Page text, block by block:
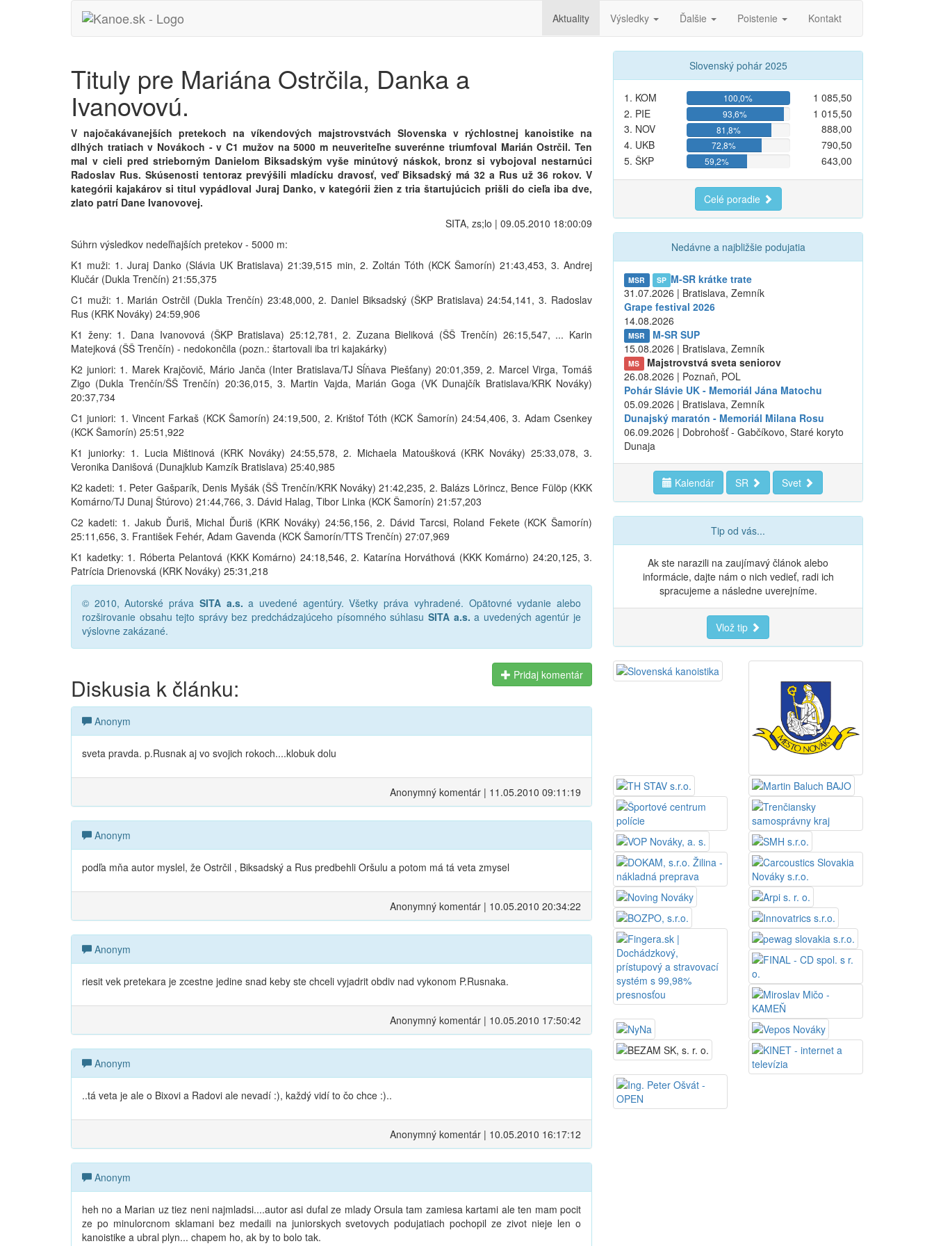
Aktuality Výsledky Ďalšie Poistenie Kontakt
Tituly pre Mariána Ostrčila, Danka a
Ivanovovú.
V najočakávanejších pretekoch na víkendových majstrovstvách Slovenska v rýchlostnej kanoistike na
dlhých tratiach v Novákoch - v C1 mužov na 5000 m neuveriteľne suverénne triumfoval Marián Ostrčil. Ten
mal v cieli pred strieborným Danielom Biksadským vyše minútový náskok, bronz si vybojoval nestarnúci
Radoslav Rus. Skúsenosti tentoraz prevýšili mladícku dravosť, veď Biksadský má 32 a Rus už 36 rokov. V
kategórii kajakárov si titul vypádloval Juraj Danko, v kategórii žien z tria štartujúcich prišli do cieľa iba dve,
zlato patrí Dane Ivanovovej.
SITA, zs;lo | 09.05.2010 18:00:09
Súhrn výsledkov nedeľňajších pretekov - 5000 m:
K1 muži: 1. Juraj Danko (Slávia UK Bratislava) 21:39,515 min, 2. Zoltán Tóth (KCK Šamorín) 21:43,453, 3. Andrej
Klučár (Dukla Trenčín) 21:55,375
C1 muži: 1. Marián Ostrčil (Dukla Trenčín) 23:48,000, 2. Daniel Biksadský (ŠKP Bratislava) 24:54,141, 3. Radoslav
Rus (KRK Nováky) 24:59,906
K1 ženy: 1. Dana Ivanovová (ŠKP Bratislava) 25:12,781, 2. Zuzana Bieliková (ŠŠ Trenčín) 26:15,547, ... Karin
Matejková (ŠŠ Trenčín) - nedokončila (pozn.: štartovali iba tri kajakárky)
K2 juniori: 1. Marek Krajčovič, Mário Janča (Inter Bratislava/TJ Sĺňava Piešťany) 20:01,359, 2. Marcel Virga, Tomáš
Zigo (Dukla Trenčín/ŠŠ Trenčín) 20:36,015, 3. Martin Vajda, Marián Goga (VK Dunajčík Bratislava/KRK Nováky)
20:37,734
C1 juniori: 1. Vincent Farkaš (KCK Šamorín) 24:19,500, 2. Krištof Tóth (KCK Šamorín) 24:54,406, 3. Adam Csenkey
(KCK Šamorín) 25:51,922
K1 juniorky: 1. Lucia Mištinová (KRK Nováky) 24:55,578, 2. Michaela Matoušková (KRK Nováky) 25:33,078, 3.
Veronika Danišová (Dunajklub Kamzík Bratislava) 25:40,985
K2 kadeti: 1. Peter Gašparík, Denis Myšák (ŠŠ Trenčín/KRK Nováky) 21:42,235, 2. Balázs Lörincz, Bence Fülöp (KKK
Komárno/TJ Dunaj Štúrovo) 21:44,766, 3. Dávid Halag, Tibor Linka (KCK Šamorín) 21:57,203
C2 kadeti: 1. Jakub Ďuriš, Michal Ďuriš (KRK Nováky) 24:56,156, 2. Dávid Tarcsi, Roland Fekete (KCK Šamorín)
25:11,656, 3. František Fehér, Adam Gavenda (KCK Šamorín/TTS Trenčín) 27:07,969
K1 kadetky: 1. Róberta Pelantová (KKK Komárno) 24:18,546, 2. Katarína Horváthová (KKK Komárno) 24:20,125, 3.
Patrícia Drienovská (KRK Nováky) 25:31,218
© 2010, Autorské práva SITA a.s. a uvedené agentúry. Všetky práva vyhradené. Opätovné vydanie alebo
rozširovanie obsahu tejto správy bez predchádzajúceho písomného súhlasu SITA a.s. a uvedených agentúr je
výslovne zakázané.
Diskusia k článku: Pridaj komentár
Anonym
sveta pravda. p.Rusnak aj vo svojich rokoch....klobuk dolu
Anonymný komentár | 11.05.2010 09:11:19
Anonym
podľa mňa autor myslel, že Ostrčil , Biksadský a Rus predbehli Oršulu a potom má tá veta zmysel
Anonymný komentár | 10.05.2010 20:34:22
Anonym
riesit vek pretekara je zcestne jedine snad keby ste chceli vyjadrit obdiv nad vykonom P.Rusnaka.
Anonymný komentár | 10.05.2010 17:50:42
Anonym
..tá veta je ale o Bixovi a Radovi ale nevadí :), každý vidí to čo chce :)..
Anonymný komentár | 10.05.2010 16:17:12
Anonym
heh no a Marian uz tiez neni najmladsi....autor asi dufal ze mlady Orsula tam zamiesa kartami ale ten mam pocit
ze po minulorcnom sklamani bez medaili na juniorskych svetovych podujatiach pochopil ze zivot nieje len o
kanoistike a ubral plyn... chapem ho, ak by to bolo tak.
Slovenský pohár 2025
1. KOM 100,0%
1 085,50
2. PIE
93,6%
1 015,50
3. NOV
81,8%
888,00
4. UKB
72,8%
790,50
5. ŠKP
59,2% 643,00
Celé poradie
Nedávne a najbližšie podujatia
MSR SP M-SR krátke trate
31.07.2026 | Bratislava, Zemník
Grape festival 2026
14.08.2026
MSR
M-SR SUP
15.08.2026 | Bratislava, Zemník
MS
Majstrovstvá sveta seniorov
26.08.2026 | Poznaň, POL
Pohár Slávie UK - Memoriál Jána Matochu
05.09.2026 | Bratislava, Zemník
Dunajský maratón - Memoriál Milana Rosu
06.09.2026 | Dobrohošť - Gabčíkovo, Staré koryto
Dunaja
Kalendár SR Svet
Tip od vás...
Ak ste narazili na zaujímavý článok alebo
informácie, dajte nám o nich vedieť, radi ich
spracujeme a následne uverejníme.
Vlož tip